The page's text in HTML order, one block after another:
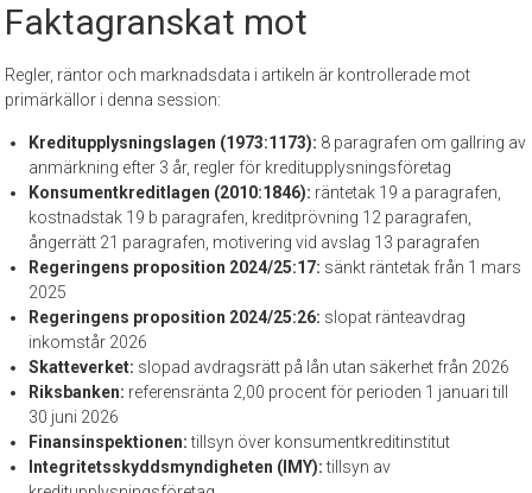
Faktagranskat mot
Regler, räntor och marknadsdata i artikeln är kontrollerade mot
primärkällor i denna session:
Kreditupplysningslagen (1973:1173): 8 paragrafen om gallring av
anmärkning efter 3 år, regler för kreditupplysningsföretag
Konsumentkreditlagen (2010:1846): räntetak 19 a paragrafen,
kostnadstak 19 b paragrafen, kreditprövning 12 paragrafen,
ångerrätt 21 paragrafen, motivering vid avslag 13 paragrafen
Regeringens proposition 2024/25:17: sänkt räntetak från 1 mars
2025
Regeringens proposition 2024/25:26: slopat ränteavdrag
inkomstår 2026
Skatteverket: slopad avdragsrätt på lån utan säkerhet från 2026
Riksbanken: referensränta 2,00 procent för perioden 1 januari till
30 juni 2026
Finansinspektionen:tillsyn över konsumentkreditinstitut
Integritetsskyddsmyndigheten (IMY):tillsyn av